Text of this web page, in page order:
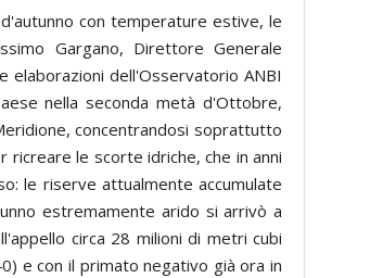
con temperature estive, le
Gargano, Direttore Generale
elaborazioni dell'Osservatorio ANBI
nella seconda metà d'Ottobre,
concentrandosi soprattutto
ricreare le scorte idriche, che in anni
le riserve attualmente accumulate
estremamente arido si arrivò a
circa 28 milioni di metri cubi
e con il primato negativo già ora in